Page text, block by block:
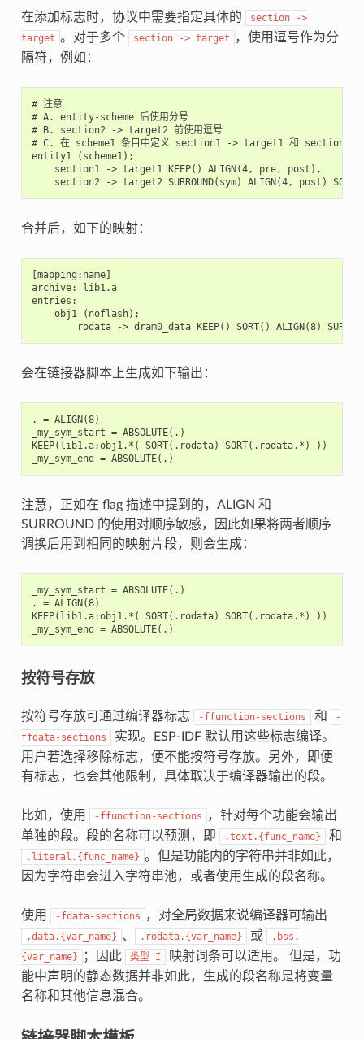
在添加标志时，协议中需要指定具体的 section
->
target 。对于多个 section -> target
，使用逗号作为分
隔符，例如：
# 注意
# A. entity-scheme 后使用分号
# B. section2 -> target2 前使用逗号
# C. 在 scheme1 条目中定义 section1 -> target1 和 section2
entity1 (scheme1);
    section1 -> target1 KEEP() ALIGN(4, pre, post),
合并后，如下的映射：
[mapping:name]
archive: lib1.a
entries:
    obj1 (noflash);
会在链接器脚本上生成如下输出：
. = ALIGN(8)
_my_sym_start = ABSOLUTE(.)
KEEP(lib1.a:obj1.*( SORT(.rodata) SORT(.rodata.*) ))
注意，正如在 flag 描述中提到的，ALIGN 和
SURROUND 的使用对顺序敏感，因此如果将两者顺序
调换后用到相同的映射片段，则会生成：
_my_sym_start = ABSOLUTE(.)
. = ALIGN(8)
KEEP(lib1.a:obj1.*( SORT(.rodata) SORT(.rodata.*) ))
按符号存放
按符号存放可通过编译器标志 -ffunction-sections 和
-
ffdata-sections
实现。ESP-IDF 默认用这些标志编译。
用户若选择移除标志，便不能按符号存放。另外，即便
有标志，也会其他限制，具体取决于编译器输出的段。
比如，使用 -ffunction-sections
，针对每个功能会输出
单独的段。段的名称可以预测，即
.text.{func_name} 和
.literal.{func_name} 。但是功能内的字符串并非如此，
因为字符串会进入字符串池，或者使用生成的段名称。
使用 -fdata-sections ，对全局数据来说编译器可输出
.data.{var_name} 、 .rodata.{var_name} 或
.bss.
{var_name}
；因此 类型 I
映射词条可以适用。 但是，功
能中声明的静态数据并非如此，生成的段名称是将变量
名称和其他信息混合。